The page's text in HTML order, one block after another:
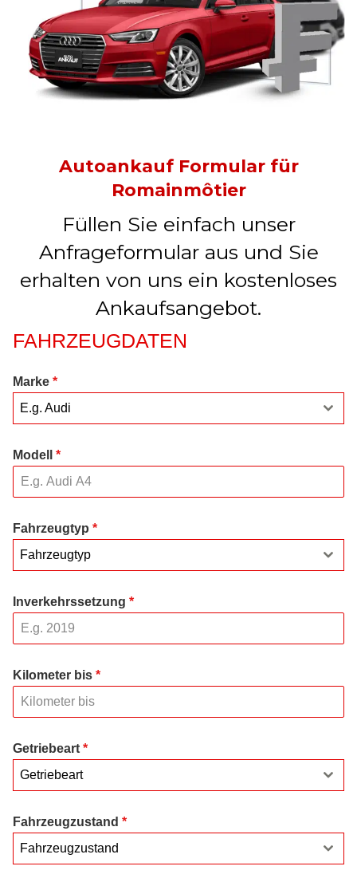
Autoankauf Formular für
Romainmôtier
Füllen Sie einfach unser
Anfrageformular aus und Sie
erhalten von uns ein kostenloses
Ankaufsangebot.
FAHRZEUGDATEN
Marke *
E.g. Audi
Modell *
Fahrzeugtyp *
Fahrzeugtyp
Inverkehrssetzung *
Kilometer bis *
Getriebeart *
Getriebeart
Fahrzeugzustand *
Fahrzeugzustand